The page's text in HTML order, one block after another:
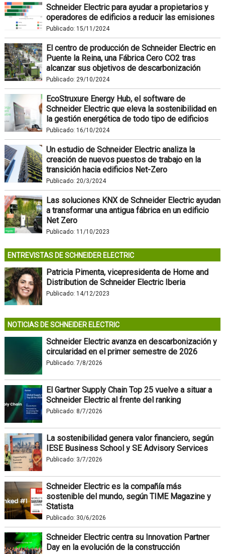
Schneider Electric para ayudar a propietarios y
operadores de edificios a reducir las emisiones
Publicado: 15/11/2024
El centro de producción de Schneider Electric en
Puente la Reina, una Fábrica Cero CO2 tras
alcanzar sus objetivos de descarbonización
Publicado: 29/10/2024
EcoStruxure Energy Hub, el software de
Schneider Electric que eleva la sostenibilidad en
la gestión energética de todo tipo de edificios
Publicado: 16/10/2024
Un estudio de Schneider Electric analiza la
creación de nuevos puestos de trabajo en la
transición hacia edificios Net-Zero
Publicado: 20/3/2024
Las soluciones KNX de Schneider Electric ayudan
a transformar una antigua fábrica en un edificio
Net Zero
Publicado: 11/10/2023
ENTREVISTAS DE SCHNEIDER ELECTRIC
Patricia Pimenta, vicepresidenta de Home and
Distribution de Schneider Electric Iberia
Publicado: 14/12/2023
NOTICIAS DE SCHNEIDER ELECTRIC
Schneider Electric avanza en descarbonización y
circularidad en el primer semestre de 2026
Publicado: 7/8/2026
El Gartner Supply Chain Top 25 vuelve a situar a
Schneider Electric al frente del ranking
Publicado: 8/7/2026
La sostenibilidad genera valor financiero, según
IESE Business School y SE Advisory Services
Publicado: 3/7/2026
Schneider Electric es la compañía más
sostenible del mundo, según TIME Magazine y
Statista
Publicado: 30/6/2026
Schneider Electric centra su Innovation Partner
Day en la evolución de la construcción